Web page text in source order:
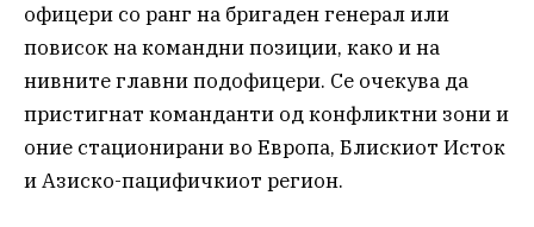
офицери со ранг на бригаден генерал или
повисок на командни позиции, како и на
нивните главни подофицери. Се очекува да
пристигнат команданти од конфликтни зони и
оние стационирани во Европа, Блискиот Исток
и Азиско-пацифичкиот регион.